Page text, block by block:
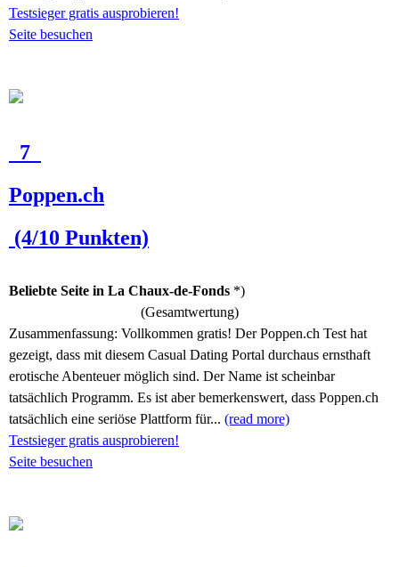
Testsieger gratis ausprobieren!
Seite besuchen
7
Poppen.ch
(4/10 Punkten)
Beliebte Seite in La Chaux-de-Fonds *)
(Gesamtwertung)
Zusammenfassung: Vollkommen gratis! Der Poppen.ch Test hat
gezeigt, dass mit diesem Casual Dating Portal durchaus ernsthaft
erotische Abenteuer möglich sind. Der Name ist scheinbar
tatsächlich Programm. Es ist aber bemerkenswert, dass Poppen.ch
tatsächlich eine seriöse Plattform für... (read more)
Testsieger gratis ausprobieren!
Seite besuchen